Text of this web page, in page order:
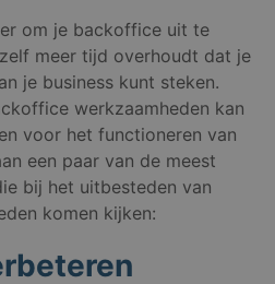
om je backoffice uit te
meer tijd overhoudt dat je
je business kunt steken.
werkzaamheden kan
voor het functioneren van
een paar van de meest
bij het uitbesteden van
komen kijken: